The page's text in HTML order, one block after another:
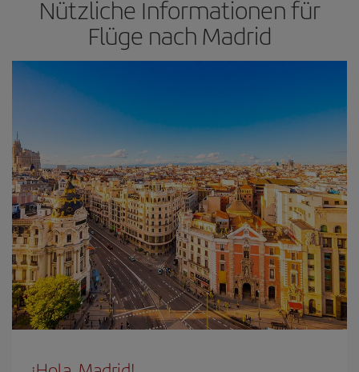
Nützliche Informationen für
Flüge nach Madrid